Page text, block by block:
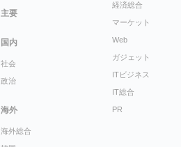
主要
国内
社会
政治
海外
海外総合
経済総合
マーケット
Web
ガジェット
ITビジネス
IT総合
PR